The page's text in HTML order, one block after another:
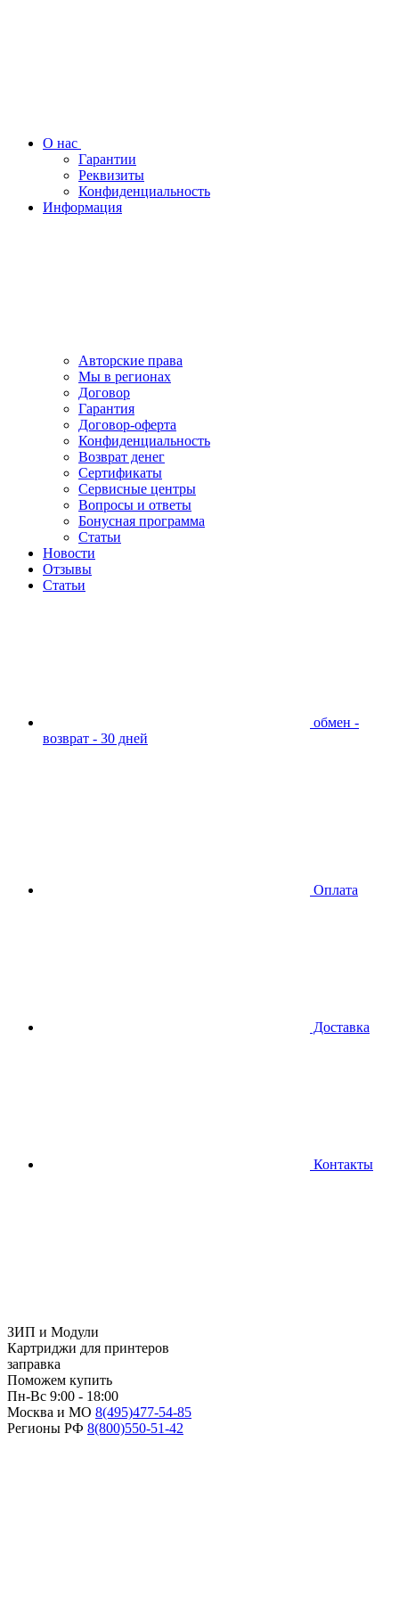
О нас
Гарантии
Реквизиты
Конфиденциальность
Информация
Авторские права
Мы в регионах
Договор
Гарантия
Договор-оферта
Конфиденциальность
Возврат денег
Сертификаты
Сервисные центры
Вопросы и ответы
Бонусная программа
Статьи
Новости
Отзывы
Статьи
обмен -
возврат - 30 дней
Оплата
Доставка
Контакты
ЗИП и Модули
Картриджи для принтеров
заправка
Поможем купить
Пн-Вс 9:00 - 18:00
Москва и МО 8(495)477-54-85
Регионы РФ 8(800)550-51-42